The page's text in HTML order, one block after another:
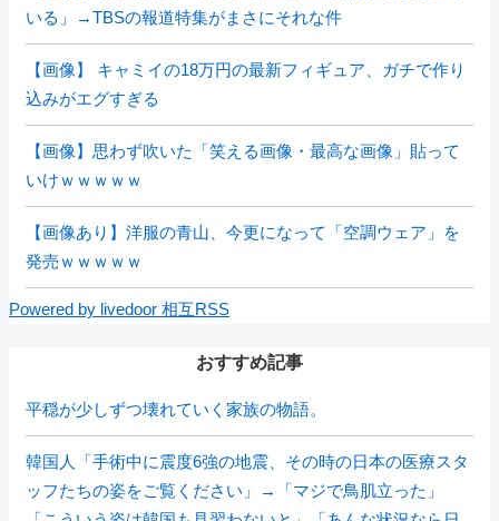
いる」→TBSの報道特集がまさにそれな件
【画像】 キャミイの18万円の最新フィギュア、ガチで作り
込みがエグすぎる
【画像】思わず吹いた「笑える画像・最高な画像」貼って
いけｗｗｗｗｗ
【画像あり】洋服の青山、今更になって「空調ウェア」を
発売ｗｗｗｗｗ
Powered by livedoor 相互RSS
おすすめ記事
平穏が少しずつ壊れていく家族の物語。
韓国人「手術中に震度6強の地震、その時の日本の医療スタ
ッフたちの姿をご覧ください」→「マジで鳥肌立った」